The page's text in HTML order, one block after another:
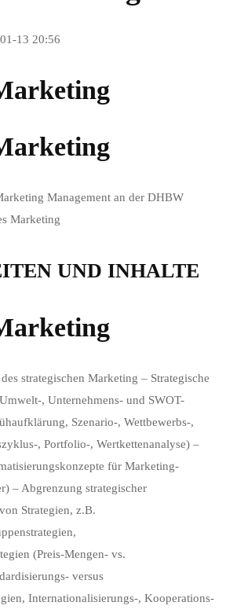
13 20:56
UND INHALTE
strategischen Marketing – Strategische
, Unternehmens- und SWOT-
Szenario-, Wettbewerbs-,
, Portfolio-, Wertkettenanalyse) –
für Marketing-
– Abgrenzung strategischer
Strategien, z.B.
(Preis-Mengen- vs.
versus
Internationalisierungs-, Kooperations-